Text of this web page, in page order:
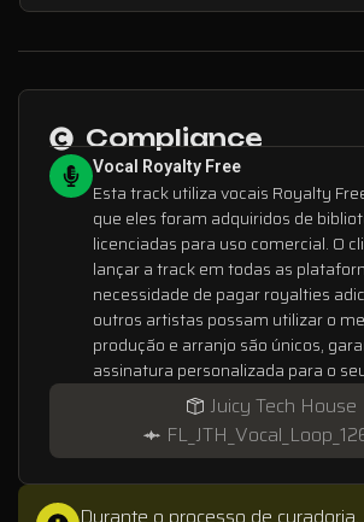
Compliance
Vocal Royalty Free
Esta track utiliza vocais Royalty
que eles foram adquiridos de
licenciadas para uso comercial. O
lançar a track em todas as
necessidade de pagar royalties
outros artistas possam utilizar o
produção e arranjo são únicos,
assinatura personalizada para o
Juicy Tech House